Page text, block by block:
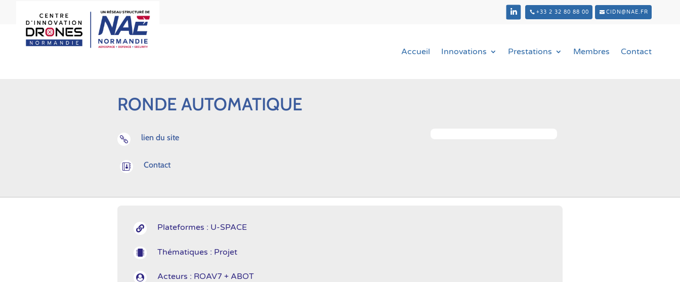
+33 2 32 80 88 00 CIDN@NAE.FR
Accueil Innovations Prestations Membres Contact
RONDE AUTOMATIQUE
 lien du site
 Contact
 Plateformes : U-SPACE
 Thématiques : Projet
 Acteurs : ROAV7 + ABOT